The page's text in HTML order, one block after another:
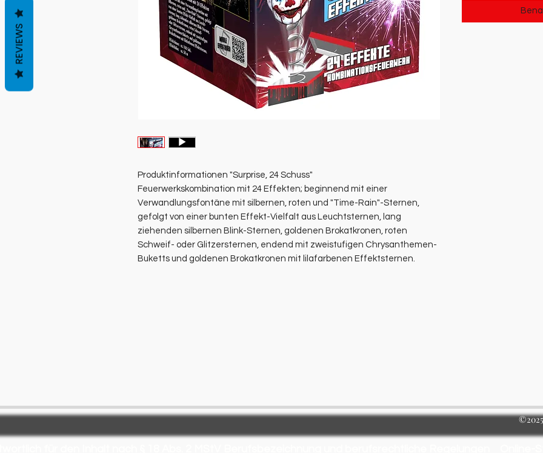
Produktinformationen "Surprise, 24 Schuss"
Feuerwerkskombination mit 24 Effekten; beginnend mit einer
Verwandlungsfontäne mit silbernen, roten und "Time-Rain"-Sternen,
gefolgt von einer bunten Effekt-Vielfalt aus Leuchtsternen, lang
ziehenden silbernen Blink-Sternen, goldenen Brokatkronen, roten
Schweif- oder Glitzersternen, endend mit zweistufigen Chrysanthemen-
Buketts und goldenen Brokatkronen mit lilafarbenen Effektsternen.
REVIEWS